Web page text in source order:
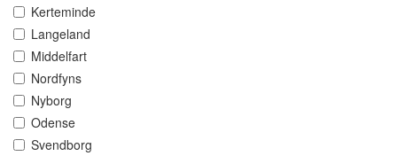
Kerteminde
Langeland
Middelfart
Nordfyns
Nyborg
Odense
Svendborg